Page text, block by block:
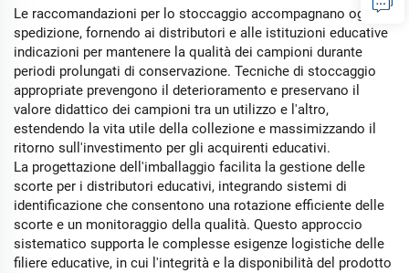
Le raccomandazioni per lo stoccaggio accompagnano ogni
spedizione, fornendo ai distributori e alle istituzioni educative
indicazioni per mantenere la qualità dei campioni durante
periodi prolungati di conservazione. Tecniche di stoccaggio
appropriate prevengono il deterioramento e preservano il
valore didattico dei campioni tra un utilizzo e l'altro,
estendendo la vita utile della collezione e massimizzando il
ritorno sull'investimento per gli acquirenti educativi.
La progettazione dell'imballaggio facilita la gestione delle
scorte per i distributori educativi, integrando sistemi di
identificazione che consentono una rotazione efficiente delle
scorte e un monitoraggio della qualità. Questo approccio
sistematico supporta le complesse esigenze logistiche delle
filiere educative, in cui l'integrità e la disponibilità del prodotto